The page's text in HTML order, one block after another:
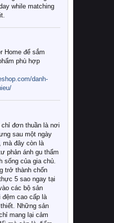
while matching
Home để sắm
phù hợp
danh-
chỉ đơn thuần là nơi
sau một ngày
mà đây còn là
phản ánh gu thẩm
sống của gia chủ.
trở thành chốn
5 sao ngay tại
các bộ sản
đệm cao cấp là
Những sản
mang lại cảm